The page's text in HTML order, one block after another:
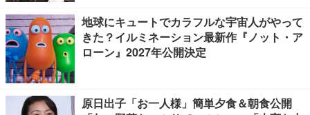
地球にキュートでカラフルな宇宙人がやって
きた？イルミネーション最新作『ノット・ア
ローン』2027年公開決定
原日出子「お一人様」簡単夕食＆朝食公開